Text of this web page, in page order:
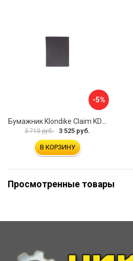
-5%
3 710 руб. 3 525 руб.
В КОРЗИНУ
Просмотренные товары